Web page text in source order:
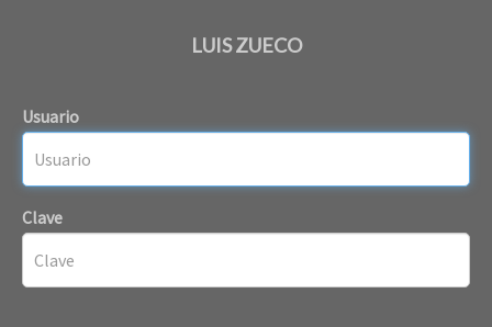
LUIS ZUECO
Usuario
Clave